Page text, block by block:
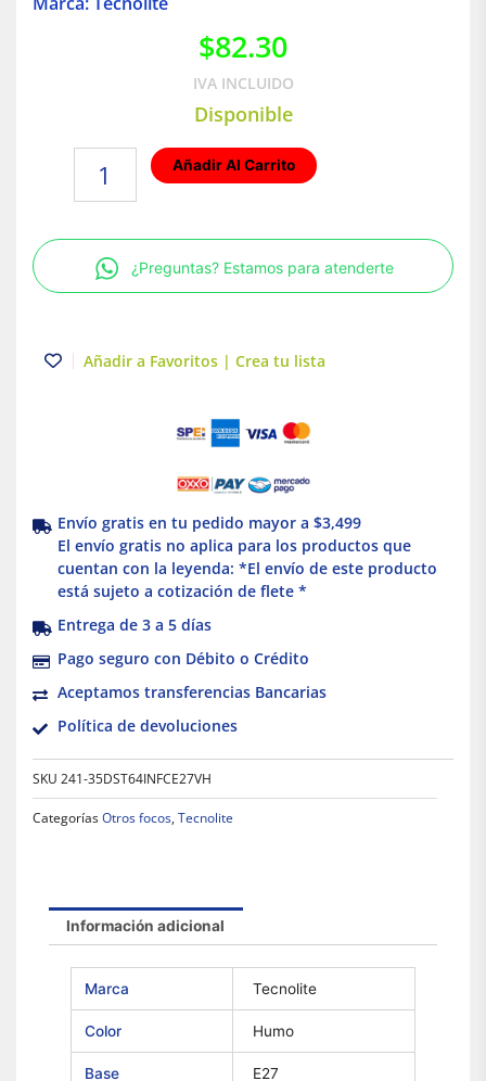
$82.30
IVA INCLUIDO
Disponible
Cálida
Base
E27
Añadir Al Carrito
¿Preguntas? Estamos para atenderte
Añadir a Favoritos | Crea tu lista
Envío gratis en tu pedido mayor a $3,499
El envío gratis no aplica para los productos que
cuentan con la leyenda: *El envío de este producto
está sujeto a cotización de flete *
Entrega de 3 a 5 días
Pago seguro con Débito o Crédito
Aceptamos transferencias Bancarias
Política de devoluciones
SKU 241-35DST64INFCE27VH
CategoríasOtros focos, Tecnolite
Información adicional
Marca Tecnolite
Color Humo
Base E27